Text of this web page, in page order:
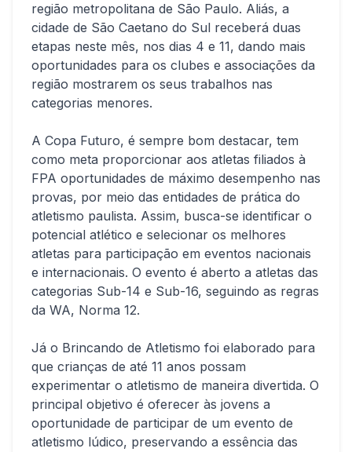
região metropolitana de São Paulo. Aliás, a
cidade de São Caetano do Sul receberá duas
etapas neste mês, nos dias 4 e 11, dando mais
oportunidades para os clubes e associações da
região mostrarem os seus trabalhos nas
categorias menores.
A Copa Futuro, é sempre bom destacar, tem
como meta proporcionar aos atletas filiados à
FPA oportunidades de máximo desempenho nas
provas, por meio das entidades de prática do
atletismo paulista. Assim, busca-se identificar o
potencial atlético e selecionar os melhores
atletas para participação em eventos nacionais
e internacionais. O evento é aberto a atletas das
categorias Sub-14 e Sub-16, seguindo as regras
da WA, Norma 12.
Já o Brincando de Atletismo foi elaborado para
que crianças de até 11 anos possam
experimentar o atletismo de maneira divertida. O
principal objetivo é oferecer às jovens a
oportunidade de participar de um evento de
atletismo lúdico, preservando a essência das